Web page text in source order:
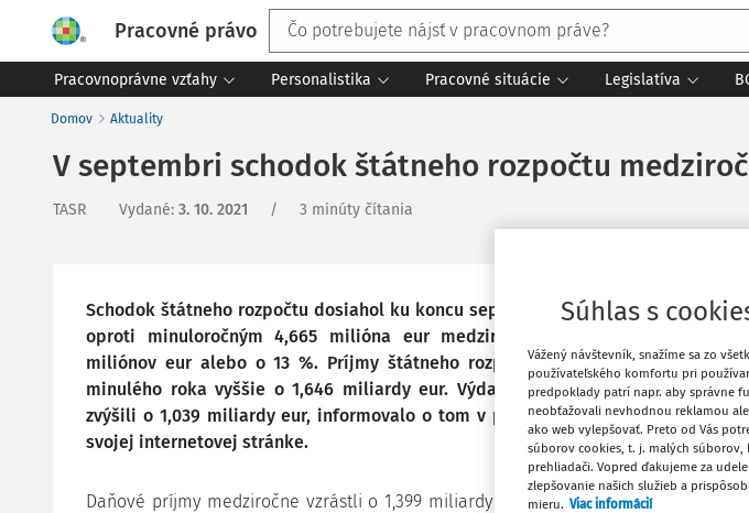
Pracovné právo
Pracovnoprávne vzťahy Personalistika Pracovné situácie Legislatíva
Domov Aktuality
V septembri schodok štátneho rozpočtu
TASR Vydané: 3. 10. 2021 / 3 minúty čítania
Schodok štátneho rozpočtu dosiahol ku koncu septembra výšku 4,059 miliardy
oproti minuloročným 4,665 milióna eur medziročné zlepšenie
miliónov eur alebo o 13 %. Príjmy štátneho rozpočtu boli oproti rovnakému
minulého roka vyššie o 1,646 miliardy eur. Výdavky štátneho rozpočtu sa
zvýšili o 1,039 miliardy eur, informovalo o tom v piatok Ministerstvo financií
svojej internetovej stránke.
Daňové príjmy medziročne vzrástli o 1,399 miliardy eur alebo o 17,1 %. K rastu
Súhlas s
Vážený návštevník, snažíme sa zo
používateľského komfortu pri
predpoklady patrí napr. aby správne
neobťažovali nevhodnou reklamou
ako web vylepšovať. Preto od Vás
súborov cookies, t. j. malých súborov,
prehliadači. Vopred ďakujeme za
zlepšovanie našich služieb a
mieru. Viac informácií